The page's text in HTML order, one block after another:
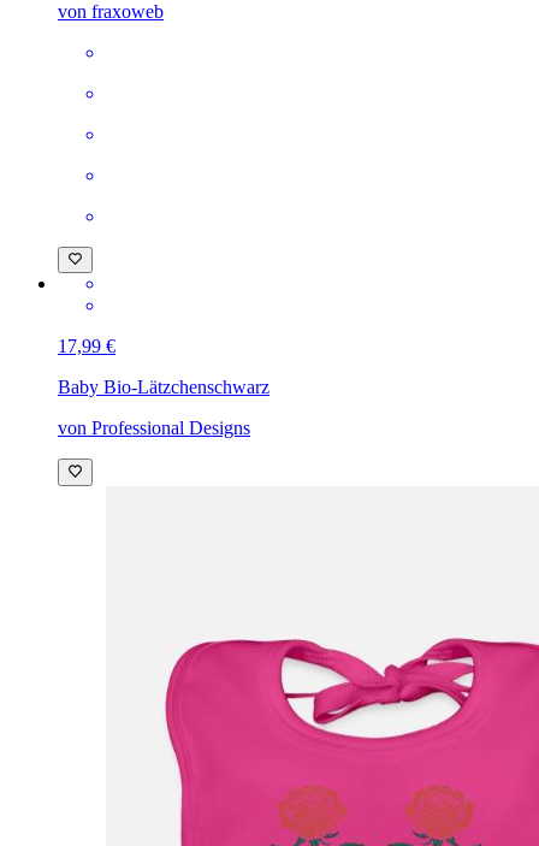
von fraxoweb
17,99 €
Baby Bio-Lätzchenschwarz
von Professional Designs